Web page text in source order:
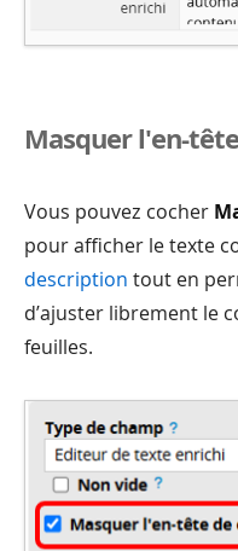
Masquer l'en-
Vous pouvez cocher
pour afficher le texte
description tout en
d’ajuster librement le
feuilles.